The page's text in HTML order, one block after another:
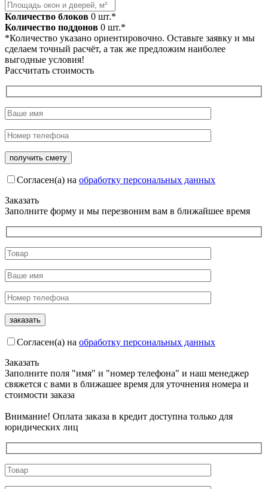
Количество блоков 0 шт.*
Количество поддонов 0 шт.*
*Количество указано ориентировочно. Оставьте заявку и мы
сделаем точный расчёт, а так же предложим наиболее
выгодные условия!
Рассчитать стоимость
Согласен(а) на обработку персональных данных
Заказать
Заполните форму и мы перезвоним вам в ближайшее время
Согласен(а) на обработку персональных данных
Заказать
Заполните поля "имя" и "номер телефона" и наш менеджер
свяжется с вами в ближашее время для уточнения номера и
стоимости заказа
Внимание! Оплата заказа в кредит доступна только для
юридических лиц